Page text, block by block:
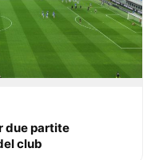
due partite
club